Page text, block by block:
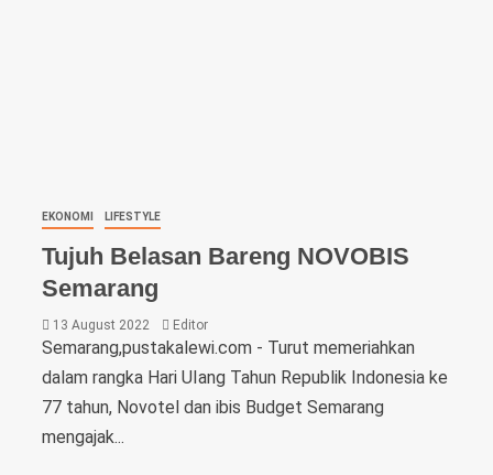
EKONOMI LIFESTYLE
Tujuh Belasan Bareng NOVOBIS
Semarang
13 August 2022 Editor
Semarang,pustakalewi.com - Turut memeriahkan
dalam rangka Hari UIang Tahun Republik Indonesia ke
77 tahun, Novotel dan ibis Budget Semarang
mengajak...